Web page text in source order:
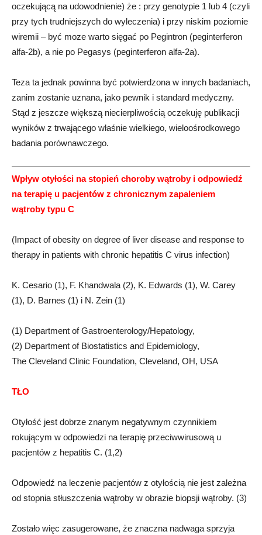
oczekującą na udowodnienie) że : przy genotypie 1 lub 4 (czyli
przy tych trudniejszych do wyleczenia) i przy niskim poziomie
wiremii – być moze warto sięgać po Pegintron (peginterferon
alfa-2b), a nie po Pegasys (peginterferon alfa-2a).
Teza ta jednak powinna być potwierdzona w innych badaniach,
zanim zostanie uznana, jako pewnik i standard medyczny.
Stąd z jeszcze większą niecierpliwością oczekuję publikacji
wyników z trwającego właśnie wielkiego, wieloośrodkowego
badania porównawczego.
Wpływ otyłości na stopień choroby wątroby i odpowiedź
na terapię u pacjentów z chronicznym zapaleniem
wątroby typu C
(Impact of obesity on degree of liver disease and response to
therapy in patients with chronic hepatitis C virus infection)
K. Cesario (1), F. Khandwala (2), K. Edwards (1), W. Carey
(1), D. Barnes (1) i N. Zein (1)
(1) Department of Gastroenterology/Hepatology,
(2) Department of Biostatistics and Epidemiology,
The Cleveland Clinic Foundation, Cleveland, OH, USA
TŁO
Otyłość jest dobrze znanym negatywnym czynnikiem
rokującym w odpowiedzi na terapię przeciwwirusową u
pacjentów z hepatitis C. (1,2)
Odpowiedź na leczenie pacjentów z otyłością nie jest zależna
od stopnia stłuszczenia wątroby w obrazie biopsji wątroby. (3)
Zostało więc zasugerowane, że znaczna nadwaga sprzyja